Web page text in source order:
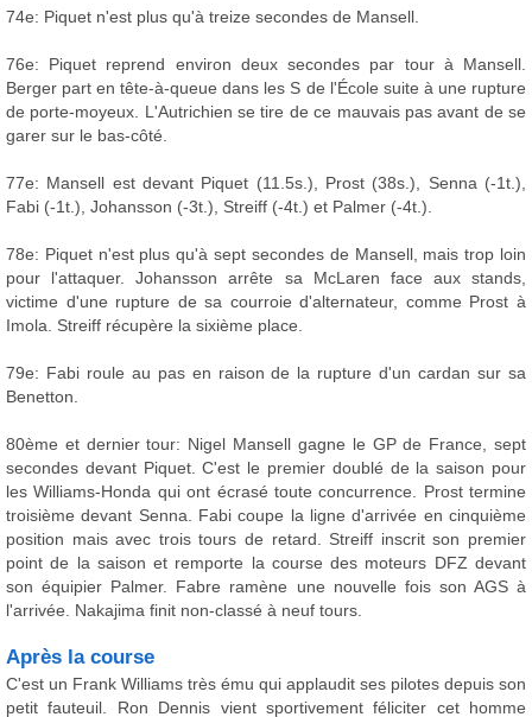
74e: Piquet n'est plus qu'à treize secondes de Mansell.
76e: Piquet reprend environ deux secondes par tour à Mansell.
Berger part en tête-à-queue dans les S de l'École suite à une rupture
de porte-moyeux. L'Autrichien se tire de ce mauvais pas avant de se
garer sur le bas-côté.
77e: Mansell est devant Piquet (11.5s.), Prost (38s.), Senna (-1t.),
Fabi (-1t.), Johansson (-3t.), Streiff (-4t.) et Palmer (-4t.).
78e: Piquet n'est plus qu'à sept secondes de Mansell, mais trop loin
pour l'attaquer. Johansson arrête sa McLaren face aux stands,
victime d'une rupture de sa courroie d'alternateur, comme Prost à
Imola. Streiff récupère la sixième place.
79e: Fabi roule au pas en raison de la rupture d'un cardan sur sa
Benetton.
80ème et dernier tour: Nigel Mansell gagne le GP de France, sept
secondes devant Piquet. C'est le premier doublé de la saison pour
les Williams-Honda qui ont écrasé toute concurrence. Prost termine
troisième devant Senna. Fabi coupe la ligne d'arrivée en cinquième
position mais avec trois tours de retard. Streiff inscrit son premier
point de la saison et remporte la course des moteurs DFZ devant
son équipier Palmer. Fabre ramène une nouvelle fois son AGS à
l'arrivée. Nakajima finit non-classé à neuf tours.
Après la course
C'est un Frank Williams très ému qui applaudit ses pilotes depuis son
petit fauteuil. Ron Dennis vient sportivement féliciter cet homme